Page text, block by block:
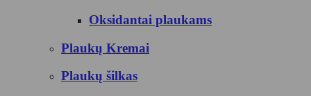
Oksidantai plaukams
Plaukų Kremai
Plaukų šilkas